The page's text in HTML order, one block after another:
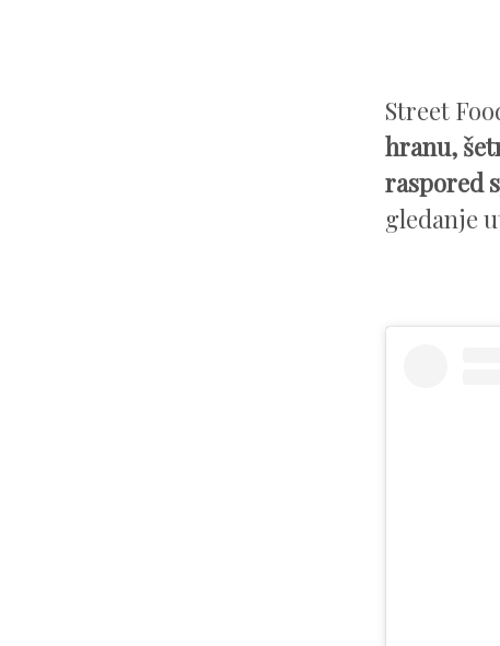
Street
hranu,
raspored
gledanje